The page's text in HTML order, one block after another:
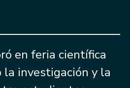
en feria científica
la investigación y la